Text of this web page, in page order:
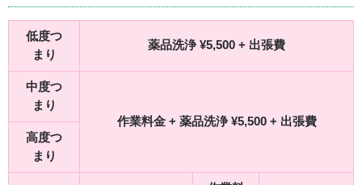
低度つ
まり
薬品洗浄 ¥5,500 + 出張費
中度つ
まり
作業料金 + 薬品洗浄 ¥5,500 + 出張費
高度つ
まり